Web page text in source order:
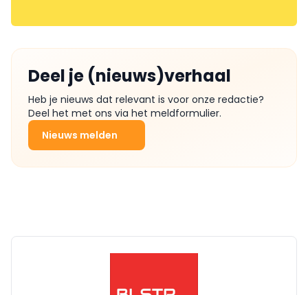
Deel je (nieuws)verhaal
Heb je nieuws dat relevant is voor onze redactie?
Deel het met ons via het meldformulier.
Nieuws melden